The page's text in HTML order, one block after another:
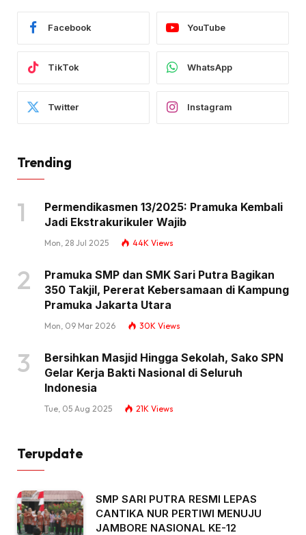
Facebook YouTube
TikTok WhatsApp
Twitter Instagram
Trending
Permendikasmen 13/2025: Pramuka Kembali
Jadi Ekstrakurikuler Wajib
Mon, 28 Jul 2025 44K Views
Pramuka SMP dan SMK Sari Putra Bagikan
350 Takjil, Pererat Kebersamaan di Kampung
Pramuka Jakarta Utara
Mon, 09 Mar 2026 30K Views
Bersihkan Masjid Hingga Sekolah, Sako SPN
Gelar Kerja Bakti Nasional di Seluruh
Indonesia
Tue, 05 Aug 2025 21K Views
Terupdate
SMP SARI PUTRA RESMI LEPAS
CANTIKA NUR PERTIWI MENUJU
JAMBORE NASIONAL KE-12